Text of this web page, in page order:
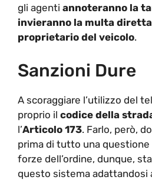
gli agenti annoteranno la
invieranno la multa
proprietario del veicolo.
Sanzioni Dure
A scoraggiare l’utilizzo del
proprio il codice della
l’Articolo 173. Farlo, però,
prima di tutto una questione
forze dell’ordine, dunque,
questo sistema adattandosi